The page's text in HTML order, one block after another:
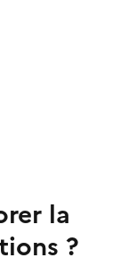
la
?